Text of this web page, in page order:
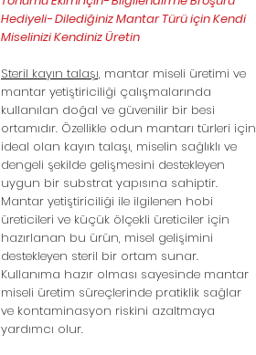
Hediyeli- Dilediğiniz Mantar Türü için Kendi
Miselinizi Kendiniz Üretin
Steril kayın talaşı, mantar miseli üretimi ve
mantar yetiştiriciliği çalışmalarında
kullanılan doğal ve güvenilir bir besi
ortamıdır. Özellikle odun mantarı türleri için
ideal olan kayın talaşı, miselin sağlıklı ve
dengeli şekilde gelişmesini destekleyen
uygun bir substrat yapısına sahiptir.
Mantar yetiştiriciliği ile ilgilenen hobi
üreticileri ve küçük ölçekli üreticiler için
hazırlanan bu ürün, misel gelişimini
destekleyen steril bir ortam sunar.
Kullanıma hazır olması sayesinde mantar
miseli üretim süreçlerinde pratiklik sağlar
ve kontaminasyon riskini azaltmaya
yardımcı olur.